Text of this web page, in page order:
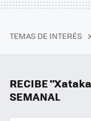
TEMAS DE INTERÉS
RECIBE
SEMANAL